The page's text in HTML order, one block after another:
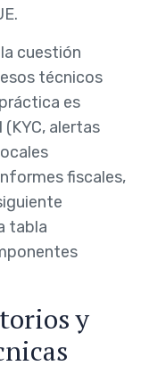
cuestión
técnicos
es
alertas
fiscales,
tabla
y